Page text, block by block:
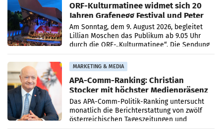
ORF-Kulturmatinee widmet sich 20
Jahren Grafenegg Festival und Peter
Simonischek
Am Sonntag, dem 9. August 2026, begleitet
Lillian Moschen das Publikum ab 9.05 Uhr
durch die ORF-„Kulturmatinee“. Die Sendung
startet mit der Dokumentation „20 Jahre
Grafenegg
MARKETING & MEDIA
APA-Comm-Ranking: Christian
Stocker mit höchster Medienpräsenz
im Juli
Das APA-Comm-Politik-Ranking untersucht
monatlich die Berichterstattung von zwölf
österreichischen Tageszeitungen und